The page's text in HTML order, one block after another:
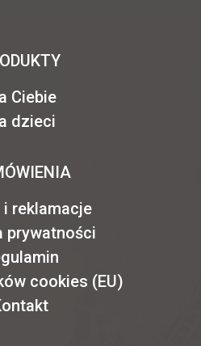
Ciebie
dzieci
reklamacje
prywatności
cookies (EU)